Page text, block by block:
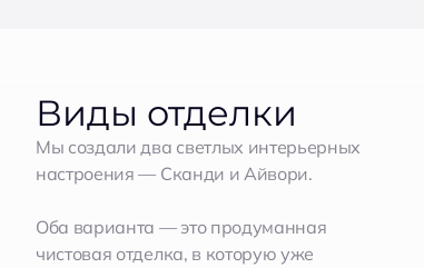
Виды отделки
Мы создали два светлых интерьерных
настроения — Сканди и Айвори.
Оба варианта — это продуманная
чистовая отделка, в которую уже